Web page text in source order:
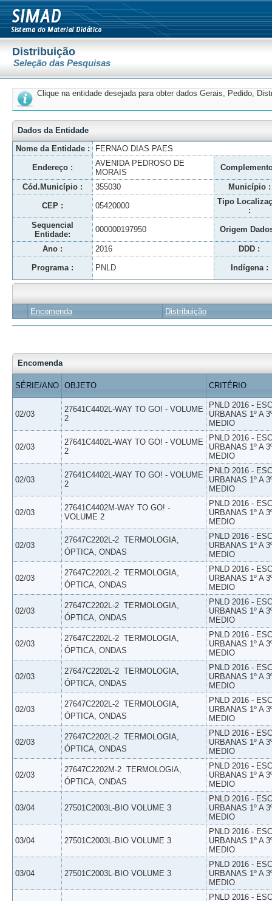
Distribuição
Seleção das Pesquisas
Clique na entidade desejada para obter dados Gerais, Pedido,
Dados da Entidade
Nome da Entidade :
FERNAO DIAS PAES
Endereço :
AVENIDA PEDROSO DE
MORAIS
Cód.Município : 355030 Município :
CEP : 05420000
Tipo
:
Sequencial
Entidade:
000000197950 Origem
Ano : 2016 DDD :
Programa : PNLD Indígena :
Encomenda Distribuição
Encomenda
SÉRIE/ANO OBJETO CRITÉRIO
02/03
27641C4402L-WAY TO GO! - VOLUME
2
PNLD 2016 -
URBANAS 1º A
MEDIO
02/03
27641C4402L-WAY TO GO! - VOLUME
2
PNLD 2016 -
URBANAS 1º A
MEDIO
02/03
27641C4402L-WAY TO GO! - VOLUME
2
PNLD 2016 -
URBANAS 1º A
MEDIO
02/03
27641C4402M-WAY TO GO! -
VOLUME 2
PNLD 2016 -
URBANAS 1º A
MEDIO
02/03
27647C2202L-2  TERMOLOGIA,
ÓPTICA, ONDAS
PNLD 2016 -
URBANAS 1º A
MEDIO
02/03
27647C2202L-2  TERMOLOGIA,
ÓPTICA, ONDAS
PNLD 2016 -
URBANAS 1º A
MEDIO
02/03
27647C2202L-2  TERMOLOGIA,
ÓPTICA, ONDAS
PNLD 2016 -
URBANAS 1º A
MEDIO
02/03
27647C2202L-2  TERMOLOGIA,
ÓPTICA, ONDAS
PNLD 2016 -
URBANAS 1º A
MEDIO
02/03
27647C2202L-2  TERMOLOGIA,
ÓPTICA, ONDAS
PNLD 2016 -
URBANAS 1º A
MEDIO
02/03
27647C2202L-2  TERMOLOGIA,
ÓPTICA, ONDAS
PNLD 2016 -
URBANAS 1º A
MEDIO
02/03
27647C2202L-2  TERMOLOGIA,
ÓPTICA, ONDAS
PNLD 2016 -
URBANAS 1º A
MEDIO
02/03
27647C2202M-2  TERMOLOGIA,
ÓPTICA, ONDAS
PNLD 2016 -
URBANAS 1º A
MEDIO
03/04 27501C2003L-BIO VOLUME 3
PNLD 2016 -
URBANAS 1º A
MEDIO
03/04 27501C2003L-BIO VOLUME 3
PNLD 2016 -
URBANAS 1º A
MEDIO
03/04 27501C2003L-BIO VOLUME 3
PNLD 2016 -
URBANAS 1º A
MEDIO
PNLD 2016 -